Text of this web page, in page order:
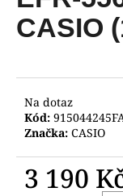
0,0
z
CASIO
Na dotaz
Kód:
Značka: CASIO
3 190
a
j
t
?